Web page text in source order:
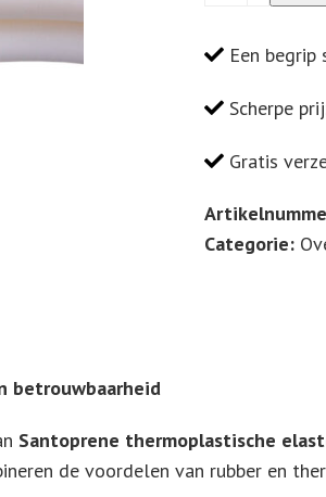
ID
x
Ø
x
12,8
3200
aantal
Een begrip
Scherpe
Gratis
Categorie:
betrouwbaarheid
Santoprene thermoplastische
de voordelen van rubber en